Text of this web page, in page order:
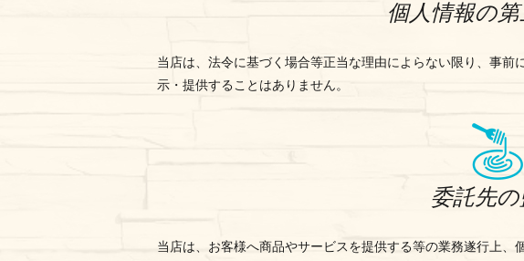
個人情報の
当店は、法令に基づく場合等正当な理由によらない限り、事
示・提供することはありません。
委託先
当店は、お客様へ商品やサービスを提供する等の業務遂行上